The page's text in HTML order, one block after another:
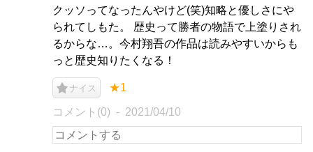
クッソってなったんやけど(笑)知略と優しさにや
られてしもた。 歴史って勝者の物語で上塗りされ
るからな…。今村翔吾の作品は読みやすいからも
っと歴史知りたくなる！
ナイス ★1
コメント(0) 2021/04/10